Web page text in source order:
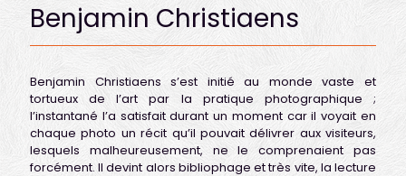
Benjamin Christiaens
Benjamin Christiaens s’est initié au monde vaste et
tortueux de l’art par la pratique photographique ;
l’instantané l’a satisfait durant un moment car il voyait en
chaque photo un récit qu’il pouvait délivrer aux visiteurs,
lesquels malheureusement, ne le comprenaient pas
forcément. Il devint alors bibliophage et très vite, la lecture